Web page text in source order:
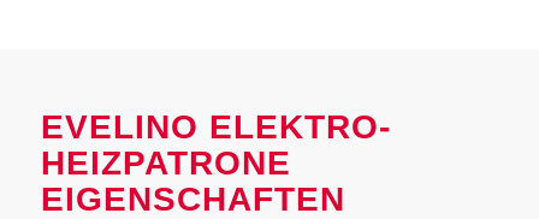
EVELINO ELEKTRO-
HEIZPATRONE
EIGENSCHAFTEN